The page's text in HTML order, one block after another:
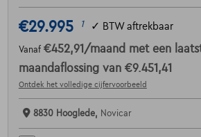
€29.995 1 ✓ BTW aftrekbaar
Vanaf €452,91 /maand met een
maandaflossing van €9.451,41
Ontdek het volledige cijfervoorbeeld
8830 Hooglede, Novicar